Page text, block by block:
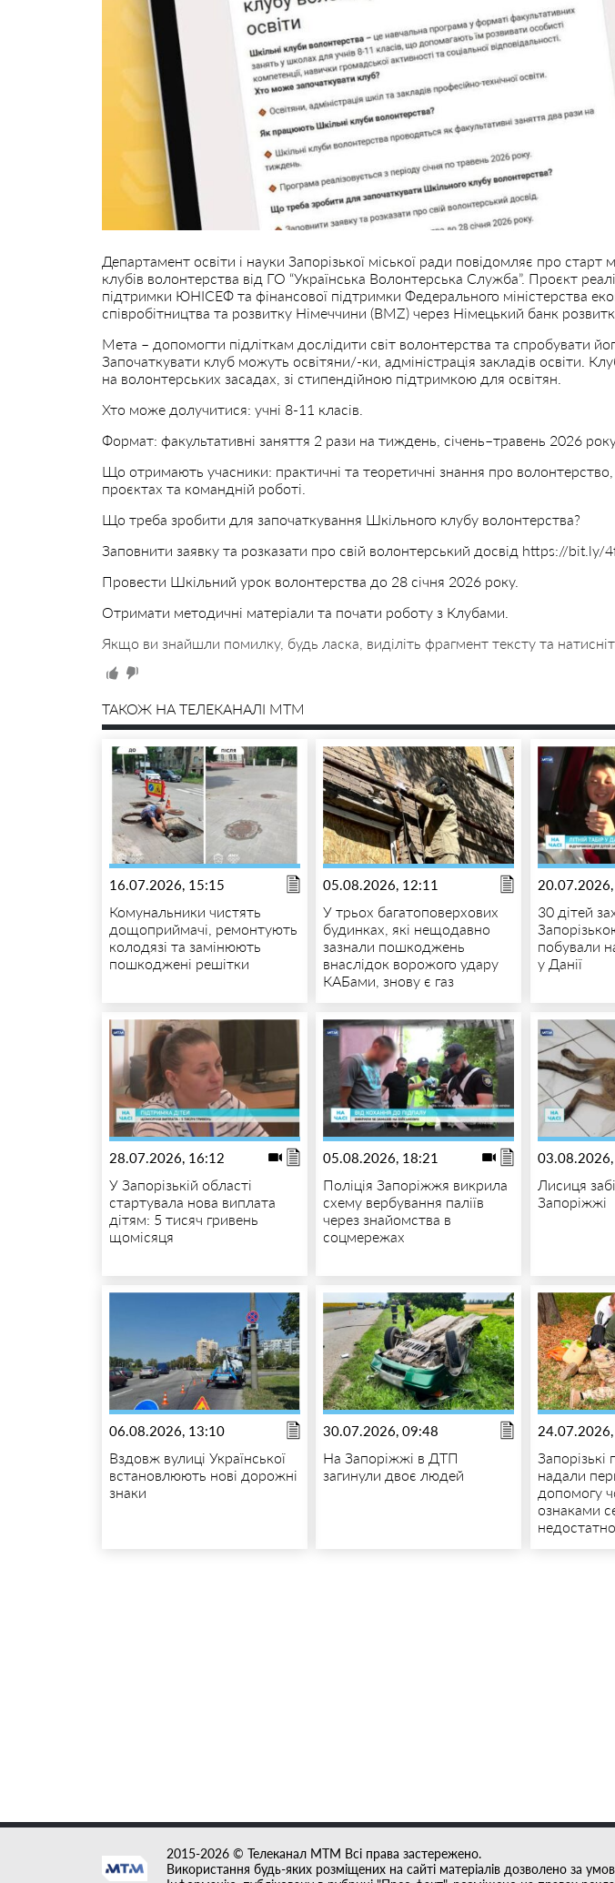
Департамент освіти і науки Запорізької міської ради повідомляє про старт
клубів волонтерства від ГО “Українська Волонтерська Служба”. Проєкт
підтримки ЮНІСЕФ та фінансової підтримки Федерального міністерства
співробітництва та розвитку Німеччини (BMZ) через Німецький банк
Мета – допомогти підліткам дослідити світ волонтерства та спробувати
Започаткувати клуб можуть освітяни/-ки, адміністрація закладів освіти.
на волонтерських засадах, зі стипендійною підтримкою для освітян.
Хто може долучитися: учні 8-11 класів.
Формат: факультативні заняття 2 рази на тиждень, січень–травень 2026
Що отримають учасники: практичні та теоретичні знання про волонтерство,
проєктах та командній роботі.
Що треба зробити для започаткування Шкільного клубу волонтерства?
Заповнити заявку та розказати про свій волонтерський досвід https://bit.ly/
Провести Шкільний урок волонтерства до 28 січня 2026 року.
Отримати методичні матеріали та почати роботу з Клубами.
Якщо ви знайшли помилку, будь ласка, виділіть фрагмент тексту та
ТАКОЖ НА ТЕЛЕКАНАЛІ MTM
16.07.2026, 15:15
Комунальники чистять
дощоприймачі, ремонтують
колодязі та замінюють
пошкоджені решітки
05.08.2026, 12:11
У трьох багатоповерхових
будинках, які нещодавно
зазнали пошкоджень
внаслідок ворожого удару
КАБами, знову є газ
30 дітей
побували
у Данії
28.07.2026, 16:12
У Запорізькій області
стартувала нова виплата
дітям: 5 тисяч гривень
щомісяця
05.08.2026, 18:21
Поліція Запоріжжя викрила
схему вербування паліїв
через знайомства в
соцмережах
Лисиця
Запоріжжі
06.08.2026, 13:10
Вздовж вулиці Української
встановлюють нові дорожні
знаки
30.07.2026, 09:48
На Запоріжжі в ДТП
загинули двоє людей
Запорізькі
надали
допомогу
ознаками
2015-2026 © Телеканал MTM Всі права застережено.
Використання будь-яких розміщених на сайті матеріалів дозволено за